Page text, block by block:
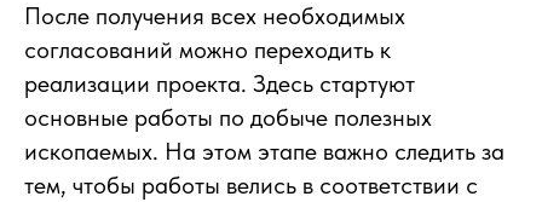
После получения всех необходимых
согласований можно переходить к
реализации проекта. Здесь стартуют
основные работы по добыче полезных
ископаемых. На этом этапе важно следить за
тем, чтобы работы велись в соответствии с